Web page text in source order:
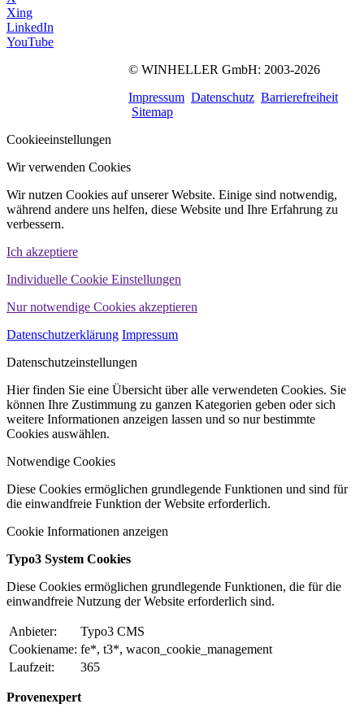
Xing
LinkedIn
YouTube
WINHELLER GmbH
© WINHELLER GmbH: 2003-2026
Impressum Datenschutz Barrierefreiheit
Sitemap
Cookieeinstellungen
Wir verwenden Cookies
Wir nutzen Cookies auf unserer Website. Einige sind notwendig,
während andere uns helfen, diese Website und Ihre Erfahrung zu
verbessern.
Ich akzeptiere
Individuelle Cookie Einstellungen
Nur notwendige Cookies akzeptieren
Datenschutzerklärung Impressum
Datenschutzeinstellungen
Hier finden Sie eine Übersicht über alle verwendeten Cookies. Sie
können Ihre Zustimmung zu ganzen Kategorien geben oder sich
weitere Informationen anzeigen lassen und so nur bestimmte
Cookies auswählen.
Notwendige Cookies
Diese Cookies ermöglichen grundlegende Funktionen und sind für
die einwandfreie Funktion der Website erforderlich.
Cookie Informationen anzeigen
Typo3 System Cookies
Diese Cookies ermöglichen grundlegende Funktionen, die für die
einwandfreie Nutzung der Website erforderlich sind.
Anbieter:
Typo3 CMS
Cookiename: fe*, t3*, wacon_cookie_management
Laufzeit:
365
Provenexpert